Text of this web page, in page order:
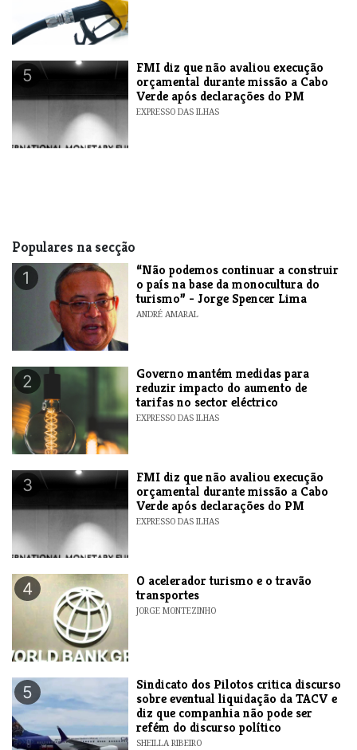
5
FMI diz que não avaliou execução
orçamental durante missão a Cabo
Verde após declarações do PM
EXPRESSO DAS ILHAS
Populares na secção
1
“Não podemos continuar a construir
o país na base da monocultura do
turismo” - Jorge Spencer Lima
ANDRÉ AMARAL
2
Governo mantém medidas para
reduzir impacto do aumento de
tarifas no sector eléctrico
EXPRESSO DAS ILHAS
3
FMI diz que não avaliou execução
orçamental durante missão a Cabo
Verde após declarações do PM
EXPRESSO DAS ILHAS
4
O acelerador turismo e o travão
transportes
JORGE MONTEZINHO
5
Sindicato dos Pilotos critica discurso
sobre eventual liquidação da TACV e
diz que companhia não pode ser
refém do discurso político
SHEILLA RIBEIRO